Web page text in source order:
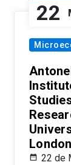
22
22 de